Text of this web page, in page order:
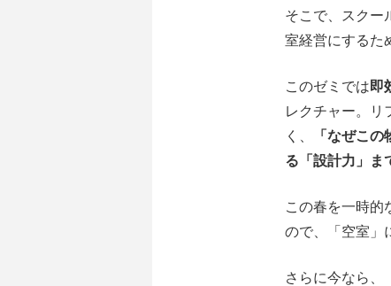
そこで、スクー
室経営にするた
このゼミでは 即
レクチャー。リ
く、
「なぜこ
る「設計力」ま
この春を一時的
ので、「空室」
さらに今なら、